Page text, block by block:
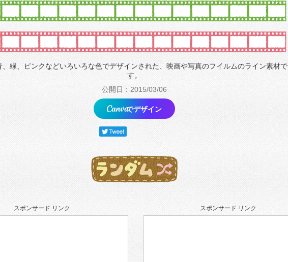
、緑、ピンクなどいろいろな色でデザインされた、映画や写真のフイルムのライン素材で
す。
公開日：2015/03/06
でデザイン
スポンサード リンク スポンサード リンク